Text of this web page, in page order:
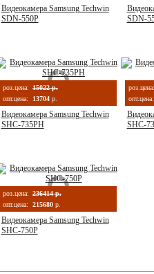
Видеокамера Samsung Techwin
SDN-550P
SDN-
роз.цена: 15022 р.
опт.цена:
13704 р.
Видеокамера Samsung Techwin
SHC-735PH
роз.цена:
опт.цена:
SHC-
роз.цена: 236414 р.
опт.цена:
215680 р.
Видеокамера Samsung Techwin
SHC-750P